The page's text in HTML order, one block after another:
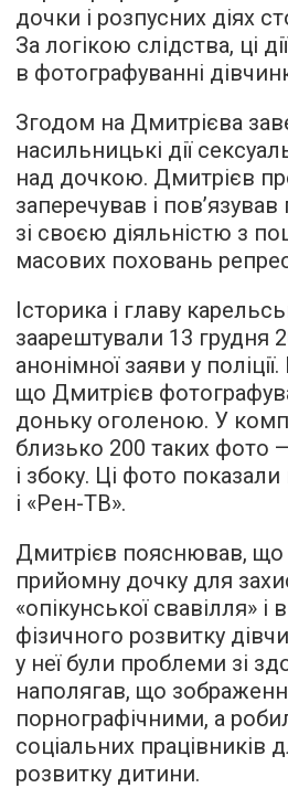
дочки і розпусних діях
За логікою слідства, ці
в фотографуванні
Згодом на Дмитрієва
насильницькі дії
над дочкою. Дмитрієв
заперечував і
зі своєю діяльністю з
масових поховань
Історика і главу
заарештували 13 грудня
анонімної заяви у
що Дмитрієв
доньку оголеною. У
близько 200 таких фото
і збоку. Ці фото
і «Рен-ТВ».
Дмитрієв пояснював, що
прийомну дочку для
«опікунської свавілля» і
фізичного розвитку
у неї були проблеми зі
наполягав, що
порнографічними, а
соціальних працівників
розвитку дитини.